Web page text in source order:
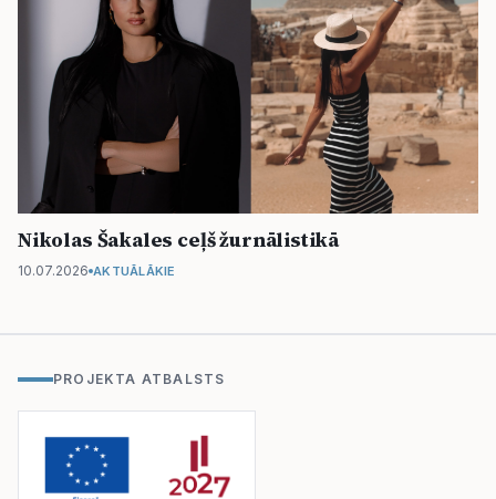
Nikolas Šakales ceļš žurnālistikā
10.07.2026 AKTUĀLĀKIE
PROJEKTA ATBALSTS